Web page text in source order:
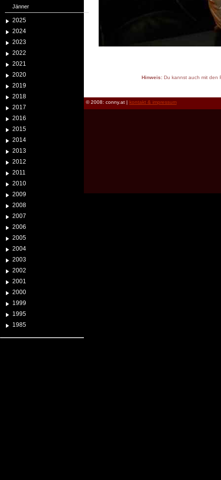
Jänner
2025
2024
2023
2022
2021
2020
2019
2018
2017
2016
2015
2014
2013
2012
2011
2010
2009
2008
2007
2006
2005
2004
2003
2002
2001
2000
1999
1995
1985
Hinweis:Du kannst auch mit den
© 2008: conny.at | kontakt & impressum